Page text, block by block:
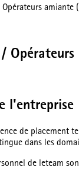
amiante
/
l'entreprise
de placement
dans les
de leteam